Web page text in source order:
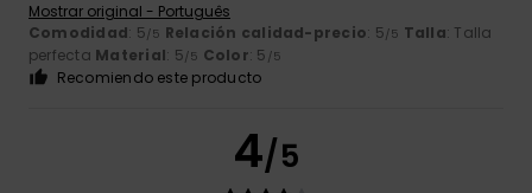
Mostrar original - Português
Comodidad: 5/5 Relación calidad-precio: 5/5 Talla: Talla
perfecta Material: 5/5 Color: 5 /5
Recomiendo este producto
4/5